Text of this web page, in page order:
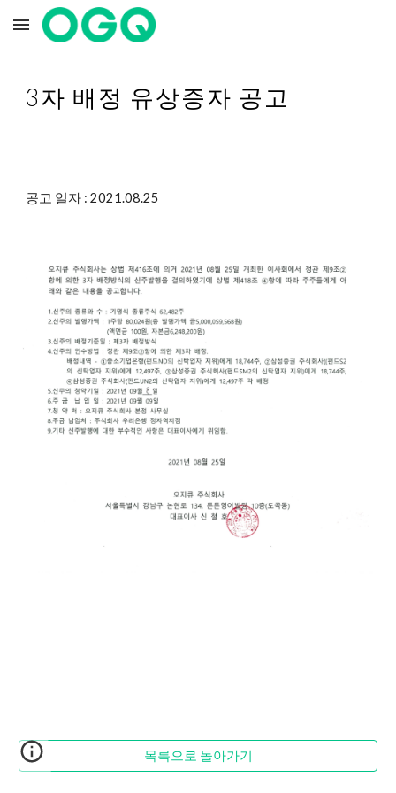
Skip to main content
3자 배정 유상증자 공고
공고 일자 : 2021.08.25
목록으로 돌아가기